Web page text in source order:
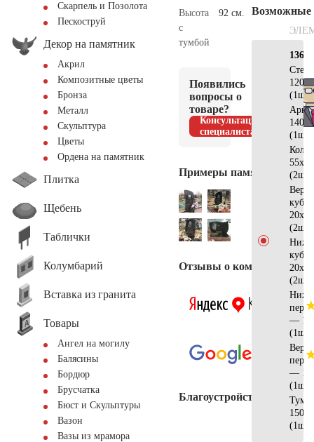
Скарпель и Позолота
Пескоструй
Декор на памятник
Акрил
Композитные цветы
Бронза
Металл
Скульптура
Цветы
Ордена на памятник
Плитка
Щебень
Таблички
Колумбарий
Вставка из гранита
Товары
Ангел на могилу
Балясины
Бордюр
Брусчатка
Бюст и Скульптуры
Вазон
Вазы из мрамора
Высота
с
тумбой
92 см.
Появились
вопросы о
товаре?
Консультация
специалиста
Примеры памятников
Отзывы о компании
Благоустройство
Возможные
(1шт)
(1шт)
(2шт)
куб
(2шт)
куб
(2шт)
—
(1шт)
—
(1шт)
(1шт)